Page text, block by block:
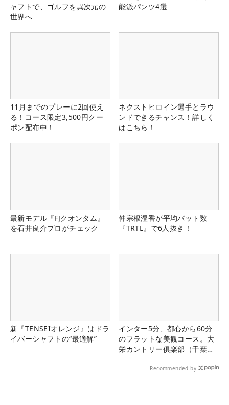
ャフトで、ゴルフを異次元の
世界へ
能派パンツ4選
11月までのプレーに2回使え
る！コース限定3,500円クー
ポン配布中！
ネクストヒロイン選手とラウ
ンドできるチャンス！詳しく
はこちら！
最新モデル『FJクオンタム』
を石井良介プロがチェック
仲宗根澄香が平均パット数
『TRTL』で6人抜き！
新『TENSEIオレンジ』はドラ
イバーシャフトの“最適解”
インター5分、都心から60分
のフラットな美観コース。大
栄カントリー俱楽部（千葉
Recommended by